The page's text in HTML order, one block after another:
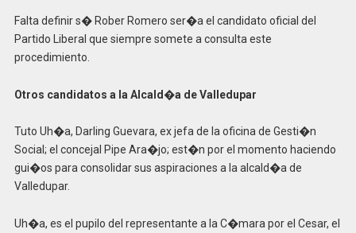
Falta definir s� Rober Romero ser�a el candidato oficial del
Partido Liberal que siempre somete a consulta este
procedimiento.
Otros candidatos a la Alcald�a de Valledupar
Tuto Uh�a, Darling Guevara, ex jefa de la oficina de Gesti�n
Social; el concejal Pipe Ara�jo; est�n por el momento haciendo
gui�os para consolidar sus aspiraciones a la alcald�a de
Valledupar.
Uh�a, es el pupilo del representante a la C�mara por el Cesar, el